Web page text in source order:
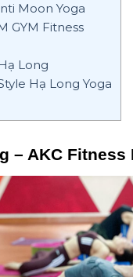
Moon Yoga
GYM Fitness
Long
Hạ Long Yoga
– AKC Fitness